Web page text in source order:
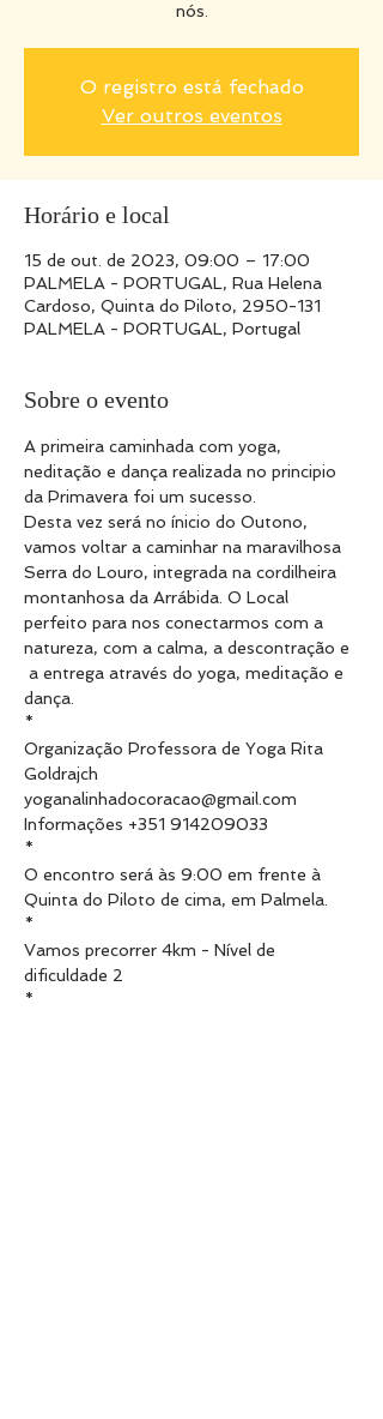
nós.
O registro está fechado
Ver outros eventos
Horário e local
15 de out. de 2023, 09:00 – 17:00
PALMELA - PORTUGAL, Rua Helena
Cardoso, Quinta do Piloto, 2950-131
PALMELA - PORTUGAL, Portugal
Sobre o evento
A primeira caminhada com yoga,
neditação e dança realizada no principio
da Primavera foi um sucesso.
Desta vez será no ínicio do Outono,
vamos voltar a caminhar na maravilhosa
Serra do Louro, integrada na cordilheira
montanhosa da Arrábida. O Local
perfeito para nos conectarmos com a
natureza, com a calma, a descontração e
a entrega através do yoga, meditação e
dança.
*
Organização Professora de Yoga Rita
Goldrajch
yoganalinhadocoracao@gmail.com
Informações +351 914209033
*
O encontro será às 9:00 em frente à
Quinta do Piloto de cima, em Palmela.
*
Vamos precorrer 4km - Nível de
dificuldade 2
*